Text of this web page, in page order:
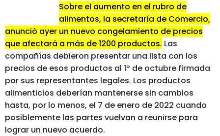
Sobre el aumento en el rubro de
alimentos, la secretaría de Comercio,
anunció ayer un nuevo congelamiento de precios
que afectará a más de 1200 productos. Las
compañías debieron presentar una lista con los
precios de esos productos al 1º de octubre firmada
por sus representantes legales. Los productos
alimenticios deberían mantenerse sin cambios
hasta, por lo menos, el 7 de enero de 2022 cuando
posiblemente las partes vuelvan a reunirse para
lograr un nuevo acuerdo.